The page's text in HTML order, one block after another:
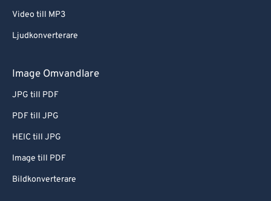
Video till MP3
Ljudkonverterare
Image Omvandlare
JPG till PDF
PDF till JPG
HEIC till JPG
Image till PDF
Bildkonverterare